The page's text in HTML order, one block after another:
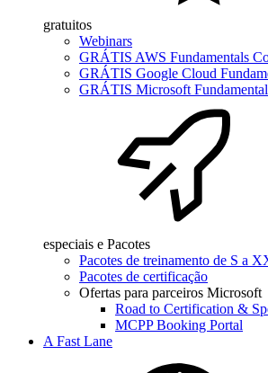
gratuitos
Webinars
GRÁTIS AWS Fundamentals
GRÁTIS Google Cloud
GRÁTIS Microsoft
especiais e Pacotes
Pacotes de treinamento de S a
Pacotes de certificação
Ofertas para parceiros Microsoft
Road to Certification &
MCPP Booking Portal
A Fast Lane